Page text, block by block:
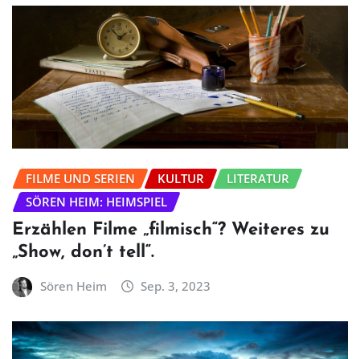
FILME UND SERIEN KULTUR
LITERATUR
SÖREN HEIM: HEIMSPIEL
Erzählen Filme „filmisch“? Weiteres zu
„Show, don’t tell“.
Sören Heim Sep. 3, 2023